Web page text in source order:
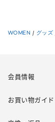
WOMEN / グッズ
会員情報
お買い物ガイド